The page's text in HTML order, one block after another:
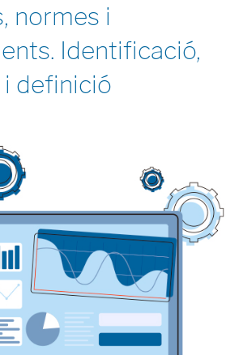
normes i
Identificació,
definició